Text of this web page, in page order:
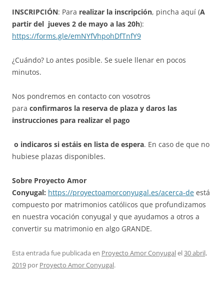
INSCRIPCIÓN: Para realizar la inscripción, pincha aquí (A
partir del jueves 2 de mayo a las 20h):
https://forms.gle/emNYfVhpohDfTnfY9
¿Cuándo? Lo antes posible. Se suele llenar en pocos
minutos.
Nos pondremos en contacto con vosotros
para confirmaros la reserva de plaza y daros las
instrucciones para realizar el pago
o indicaros si estáis en lista de espera. En caso de que no
hubiese plazas disponibles.
Sobre Proyecto Amor
Conyugal: https://proyectoamorconyugal.es/acerca-de está
compuesto por matrimonios católicos que profundizamos
en nuestra vocación conyugal y que ayudamos a otros a
convertir su matrimonio en algo GRANDE.
Esta entrada fue publicada en Proyecto Amor Conyugalel30 abril,
2019 por Proyecto Amor Conyugal.